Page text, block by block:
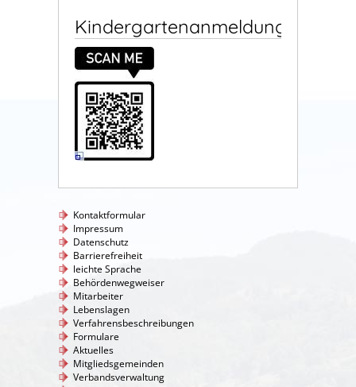
Kindergartenanmeldung
Kontaktformular
Impressum
Datenschutz
Barrierefreiheit
leichte Sprache
Behördenwegweiser
Mitarbeiter
Lebenslagen
Verfahrensbeschreibungen
Formulare
Aktuelles
Mitgliedsgemeinden
Verbandsverwaltung